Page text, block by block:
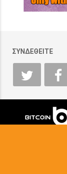
ΣΥΝΔΕΘΕΙΤΕ